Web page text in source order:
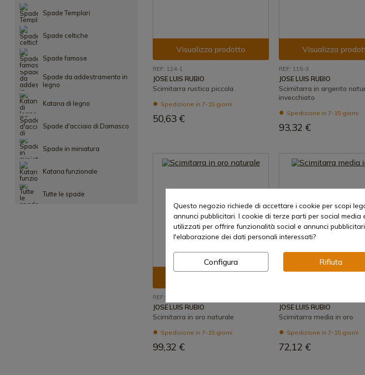
Spade Templari
Spade celtiche
Spade famose
Spade da addestramento in
legno
Katana di legno
Spade d'acciaio di Damasco
Spade in miniatura
Katana funzionale
Tutte le spade
Visualizza prodotto
REF: 124-1
JOSE LUIS RUBIO
Scimitarra rustica piccola
Spedizione in 7-15 giorni
50,63 €
Visualizza
REF: 115-3
JOSE LUIS RUBIO
Scimitarra in argento
invecchiato
Spedizione in 7-15 giorni
93,32 €
REF: 106-3
JOSE LUIS RUBIO
Scimitarra in oro naturale
Spedizione in 7-15 giorni
99,32 €
JOSE LUIS RUBIO
Scimitarra media in oro
Spedizione in 7-15 giorni
72,12 €
Questo negozio richiede di accettare i cookie per scopi
annunci pubblicitari. I cookie di terze parti per social
utilizzati per offrire funzionalità social e annunci
l'elaborazione dei dati personali interessati?
Configura Rifiuta